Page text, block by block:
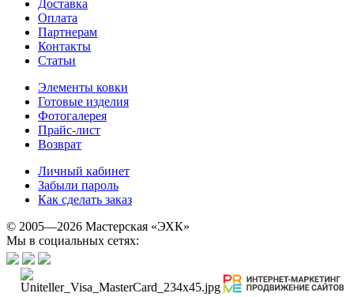
Доставка
Оплата
Партнерам
Контакты
Статьи
Элементы ковки
Готовые изделия
Фотогалерея
Прайс-лист
Возврат
Личный кабинет
Забыли пароль
Как сделать заказ
© 2005—2026 Мастерская «ЭХК»
Мы в социальных сетях: